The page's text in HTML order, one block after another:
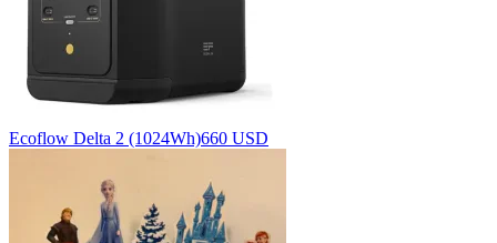
Ecoflow Delta 2 (1024Wh)660 USD